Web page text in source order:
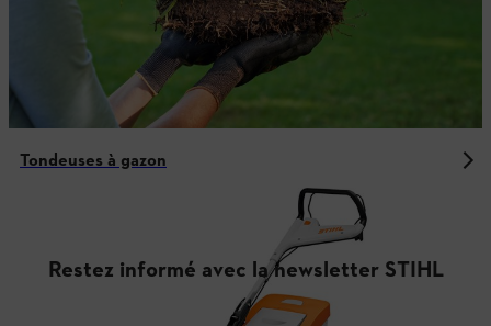
Tondeuses à gazon
Restez informé avec la newsletter STIHL